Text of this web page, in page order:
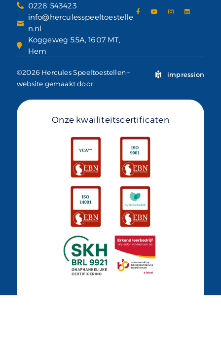
0228 543423
info@herculesspeeltoestelle
n.nl
Koggeweg 55A, 1607 MT,
Hem
©2026 Hercules Speeltoestellen –
website gemaakt door
impression
Onze kwailiteitscertificaten